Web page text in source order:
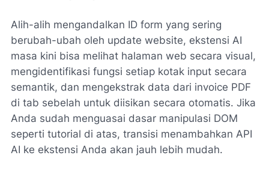
Alih-alih mengandalkan ID form yang sering
berubah-ubah oleh update website, ekstensi AI
masa kini bisa melihat halaman web secara visual,
mengidentifikasi fungsi setiap kotak input secara
semantik, dan mengekstrak data dari invoice PDF
di tab sebelah untuk diisikan secara otomatis. Jika
Anda sudah menguasai dasar manipulasi DOM
seperti tutorial di atas, transisi menambahkan API
AI ke ekstensi Anda akan jauh lebih mudah.